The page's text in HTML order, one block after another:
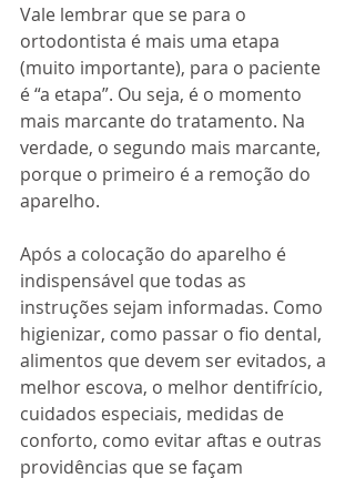
Vale lembrar que se para o
ortodontista é mais uma etapa
(muito importante), para o paciente
é “a etapa”. Ou seja, é o momento
mais marcante do tratamento. Na
verdade, o segundo mais marcante,
porque o primeiro é a remoção do
aparelho.
Após a colocação do aparelho é
indispensável que todas as
instruções sejam informadas. Como
higienizar, como passar o fio dental,
alimentos que devem ser evitados, a
melhor escova, o melhor dentifrício,
cuidados especiais, medidas de
conforto, como evitar aftas e outras
providências que se façam